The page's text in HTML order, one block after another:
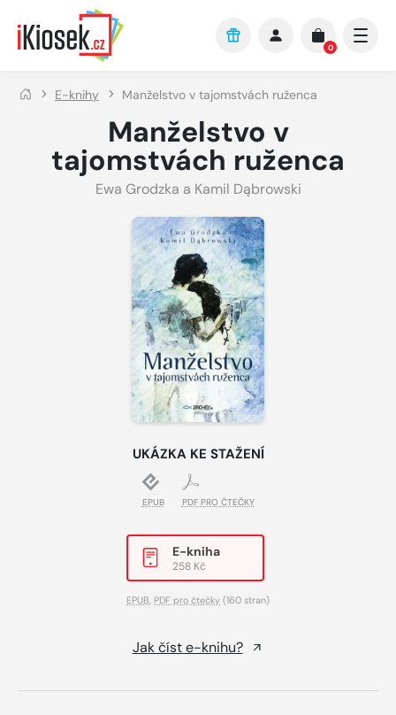
Přejít na hlavní obsah
0
E-knihy Manželstvo v tajomstvách ruženca
Manželstvo v
tajomstvách ruženca
Ewa Grodzka a Kamil Dąbrowski
UKÁZKA KE STAŽENÍ
EPUB PDF PRO ČTEČKY
E-kniha
258 Kč
EPUB PDF pro čtečky (160 stran)
Jak číst e-knihu?